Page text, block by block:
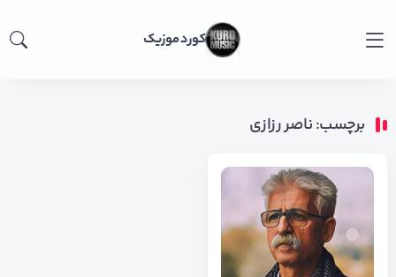
کورد موزیک
برچسب: ناصر رزازی